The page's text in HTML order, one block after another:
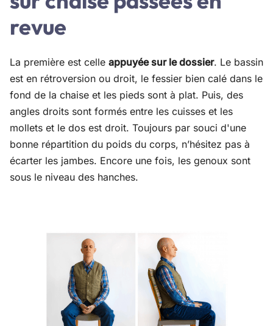
revue
La première est celle appuyée sur le dossier. Le bassin
est en rétroversion ou droit, le fessier bien calé dans le
fond de la chaise et les pieds sont à plat. Puis, des
angles droits sont formés entre les cuisses et les
mollets et le dos est droit. Toujours par souci d'une
bonne répartition du poids du corps, n’hésitez pas à
écarter les jambes. Encore une fois, les genoux sont
sous le niveau des hanches.